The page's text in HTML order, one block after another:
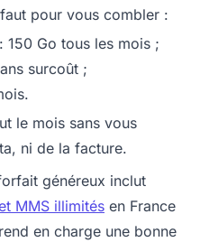
pour vous combler :
150 Go tous les mois ;
surcoût ;
le mois sans vous
ni de la facture.
généreux inclut
MMS illimités en France
en charge une bonne